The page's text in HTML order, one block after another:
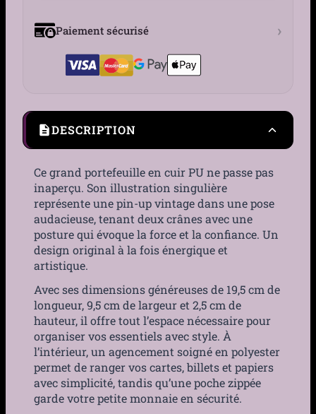
Paiement sécurisé ›
DESCRIPTION
Ce grand portefeuille en cuir PU ne passe pas
inaperçu. Son illustration singulière
représente une pin-up vintage dans une pose
audacieuse, tenant deux crânes avec une
posture qui évoque la force et la confiance. Un
design original à la fois énergique et
artistique.
Avec ses dimensions généreuses de 19,5 cm de
longueur, 9,5 cm de largeur et 2,5 cm de
hauteur, il offre tout l’espace nécessaire pour
organiser vos essentiels avec style. À
l’intérieur, un agencement soigné en polyester
permet de ranger vos cartes, billets et papiers
avec simplicité, tandis qu’une poche zippée
garde votre petite monnaie en sécurité.